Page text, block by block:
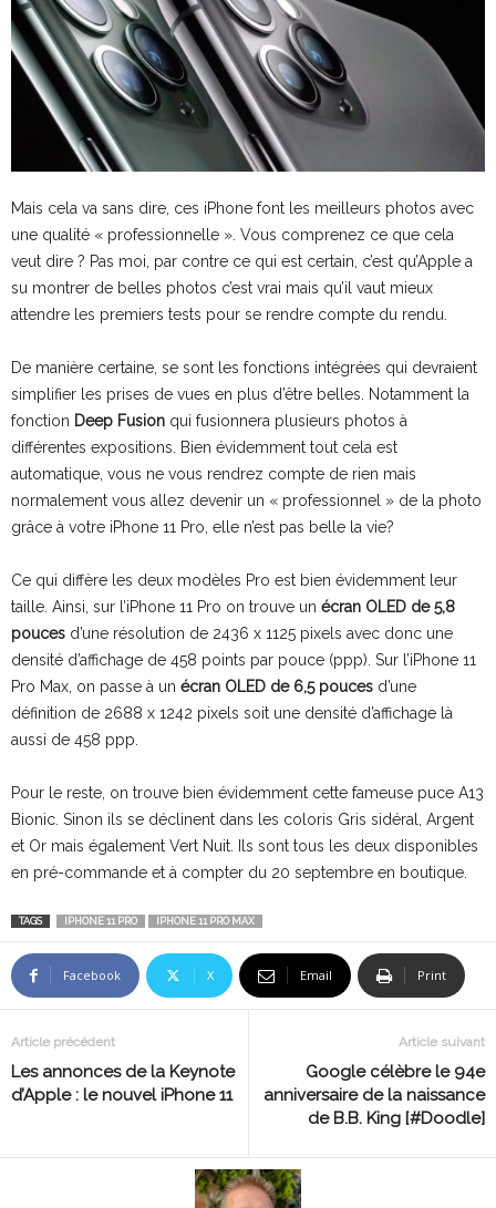
Mais cela va sans dire, ces iPhone font les meilleurs photos avec
une qualité « professionnelle ». Vous comprenez ce que cela
veut dire ? Pas moi, par contre ce qui est certain, c’est qu’Apple a
su montrer de belles photos c’est vrai mais qu’il vaut mieux
attendre les premiers tests pour se rendre compte du rendu.
De manière certaine, se sont les fonctions intégrées qui devraient
simplifier les prises de vues en plus d’être belles. Notamment la
fonction Deep Fusion qui fusionnera plusieurs photos à
différentes expositions. Bien évidemment tout cela est
automatique, vous ne vous rendrez compte de rien mais
normalement vous allez devenir un « professionnel » de la photo
grâce à votre iPhone 11 Pro, elle n’est pas belle la vie?
Ce qui diffère les deux modèles Pro est bien évidemment leur
taille. Ainsi, sur l’iPhone 11 Pro on trouve un écran OLED de 5,8
pouces d’une résolution de 2436 x 1125 pixels avec donc une
densité d’affichage de 458 points par pouce (ppp). Sur l’iPhone 11
Pro Max, on passe à un écran OLED de 6,5 pouces d’une
définition de 2688 x 1242 pixels soit une densité d’affichage là
aussi de 458 ppp.
Pour le reste, on trouve bien évidemment cette fameuse puce A13
Bionic. Sinon ils se déclinent dans les coloris Gris sidéral, Argent
et Or mais également Vert Nuit. Ils sont tous les deux disponibles
en pré-commande et à compter du 20 septembre en boutique.
TAGS IPHONE 11 PRO IPHONE 11 PRO MAX
Facebook X Email Print
Article précédent
Les annonces de la Keynote
d’Apple : le nouvel iPhone 11
Article suivant
Google célèbre le 94e
anniversaire de la naissance
de B.B. King [#Doodle]